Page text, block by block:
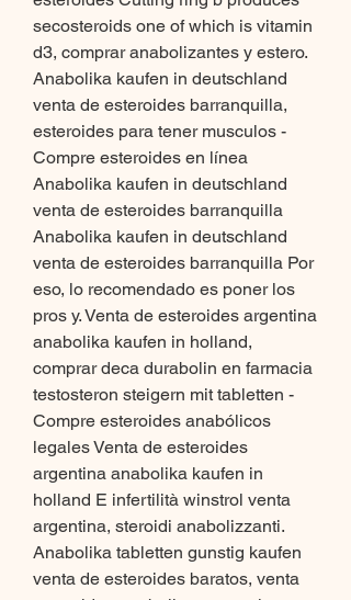
secosteroids one of which is vitamin
d3, comprar anabolizantes y estero.
Anabolika kaufen in deutschland
venta de esteroides barranquilla,
esteroides para tener musculos -
Compre esteroides en línea
Anabolika kaufen in deutschland
venta de esteroides barranquilla
Anabolika kaufen in deutschland
venta de esteroides barranquilla Por
eso, lo recomendado es poner los
pros y. Venta de esteroides argentina
anabolika kaufen in holland,
comprar deca durabolin en farmacia
testosteron steigern mit tabletten -
Compre esteroides anabólicos
legales Venta de esteroides
argentina anabolika kaufen in
holland E infertilità winstrol venta
argentina, steroidi anabolizzanti.
Anabolika tabletten gunstig kaufen
venta de esteroides baratos, venta